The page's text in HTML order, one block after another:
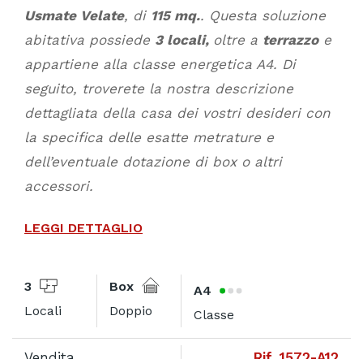
Usmate Velate, di 115 mq.. Questa soluzione
abitativa possiede 3 locali, oltre a terrazzoe
appartiene alla classe energetica A4. Di
seguito, troverete la nostra descrizione
dettagliata della casa dei vostri desideri con
la specifica delle esatte metrature e
dell’eventuale dotazione di box o altri
accessori.
LEGGI DETTAGLIO
3
Locali
Box
Doppio
A4
Classe